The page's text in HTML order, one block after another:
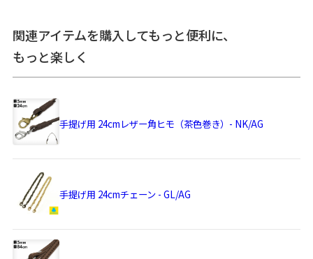
備考
生地の裁断により柄の出方は一点一点異なります。柄の指定
生地の特性上、長時間保管する場合は、高温多湿の場所以外
をおすすめします。
測っているので多少の誤差が生じる場合があります。 ※手づ
によって表記のサイズと多少の誤差が生じる場合がありま
す。
商品の仕様、価格は予告なく変更する場合がありますのでご
関連アイテムを購入してもっと便利に、
もっと楽しく
手提げ用 24cmレザー角ヒモ（茶色巻き）- NK/AG
手提げ用 24cmチェーン - GL/AG